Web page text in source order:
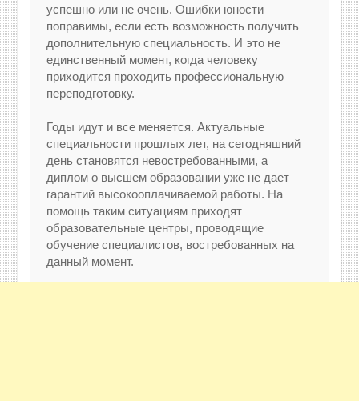
успешно или не очень. Ошибки юности
поправимы, если есть возможность получить
дополнительную специальность. И это не
единственный момент, когда человеку
приходится проходить профессиональную
переподготовку.
Годы идут и все меняется. Актуальные
специальности прошлых лет, на сегодняшний
день становятся невостребованными, а
диплом о высшем образовании уже не дает
гарантий высокооплачиваемой работы. На
помощь таким ситуациям приходят
образовательные центры, проводящие
обучение специалистов, востребованных на
данный момент.